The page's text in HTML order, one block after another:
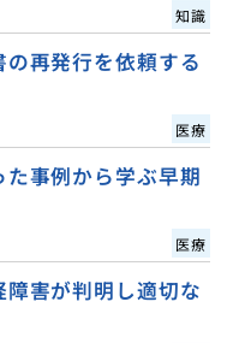
知識
再発行を依頼する
医療
事例から学ぶ早期
医療
害が判明し適切な